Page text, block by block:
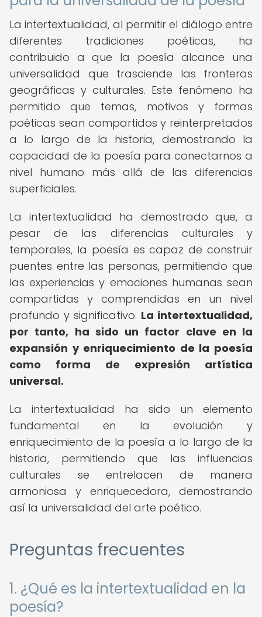
La intertextualidad, al permitir el diálogo entre
diferentes tradiciones poéticas, ha
contribuido a que la poesía alcance una
universalidad que trasciende las fronteras
geográficas y culturales. Este fenómeno ha
permitido que temas, motivos y formas
poéticas sean compartidos y reinterpretados
a lo largo de la historia, demostrando la
capacidad de la poesía para conectarnos a
nivel humano más allá de las diferencias
superficiales.
La intertextualidad ha demostrado que, a
pesar de las diferencias culturales y
temporales, la poesía es capaz de construir
puentes entre las personas, permitiendo que
las experiencias y emociones humanas sean
compartidas y comprendidas en un nivel
profundo y significativo. La intertextualidad,
por tanto, ha sido un factor clave en la
expansión y enriquecimiento de la poesía
como forma de expresión artística
universal.
La intertextualidad ha sido un elemento
fundamental en la evolución y
enriquecimiento de la poesía a lo largo de la
historia, permitiendo que las influencias
culturales se entrelacen de manera
armoniosa y enriquecedora, demostrando
así la universalidad del arte poético.
Preguntas frecuentes
1. ¿Qué es la intertextualidad en la
poesía?